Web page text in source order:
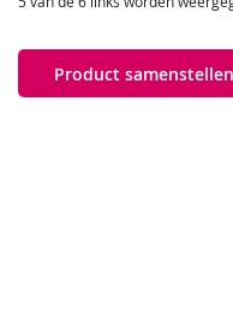
Product samenstellen